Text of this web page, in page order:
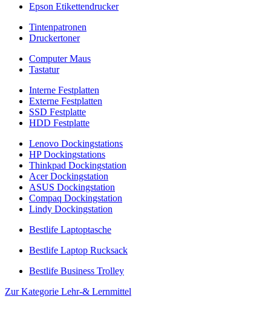
Epson Etikettendrucker
Tintenpatronen
Druckertoner
Computer Maus
Tastatur
Interne Festplatten
Externe Festplatten
SSD Festplatte
HDD Festplatte
Lenovo Dockingstations
HP Dockingstations
Thinkpad Dockingstation
Acer Dockingstation
ASUS Dockingstation
Compaq Dockingstation
Lindy Dockingstation
Bestlife Laptoptasche
Bestlife Laptop Rucksack
Bestlife Business Trolley
Zur Kategorie Lehr-& Lernmittel